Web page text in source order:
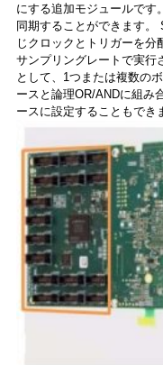
にする追加モジュールです
同期することができます。
じクロックとトリガーを分
サンプリングレートで実行
として、1つまたは複数の
ースと論理OR/ANDに組み
ースに設定することもでき